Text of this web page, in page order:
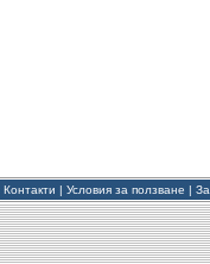
Контакти | Условия за ползване |